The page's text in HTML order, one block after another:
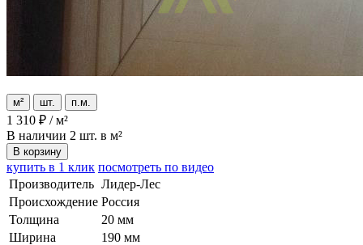
м² шт. п.м.
1 310 ₽ /м²
В наличии 2 шт. в м²
В корзину
купить в 1 клик посмотреть по видео
Производитель Лидер-Лес
Происхождение Россия
Толщина
20 мм
Ширина
190 мм